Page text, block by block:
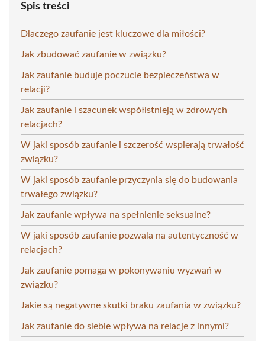
Spis treści
Dlaczego zaufanie jest kluczowe dla miłości?
Jak zbudować zaufanie w związku?
Jak zaufanie buduje poczucie bezpieczeństwa w
relacji?
Jak zaufanie i szacunek współistnieją w zdrowych
relacjach?
W jaki sposób zaufanie i szczerość wspierają trwałość
związku?
W jaki sposób zaufanie przyczynia się do budowania
trwałego związku?
Jak zaufanie wpływa na spełnienie seksualne?
W jaki sposób zaufanie pozwala na autentyczność w
relacjach?
Jak zaufanie pomaga w pokonywaniu wyzwań w
związku?
Jakie są negatywne skutki braku zaufania w związku?
Jak zaufanie do siebie wpływa na relacje z innymi?